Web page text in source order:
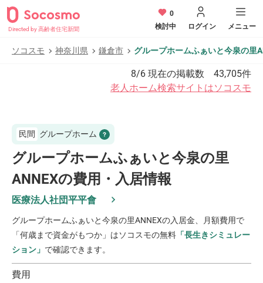
Directed by 高齢者住宅新聞
0
検討中
ログイン メニュー
ソコスモ 神奈川県 鎌倉市 グループホームふぁいと今泉の里
8/6 現在の掲載数 43,705件
老人ホーム検索サイトはソコスモ
民間 グループホーム
グループホームふぁいと今泉の里
ANNEXの費用・入居情報
医療法人社団平平會
グループホームふぁいと今泉の里ANNEXの入居金、月額費用で
「何歳まで資金がもつか」はソコスモの無料 「長生きシミュレー
ション」 で確認できます。
費用